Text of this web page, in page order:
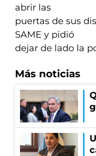
abrir las
puertas de sus
SAME y pidió
dejar de lado la
Más noticias